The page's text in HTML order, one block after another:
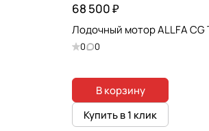
68 500 ₽
Лодочный мотор ALLFA CG
0 0
В корзину
Купить в 1 клик